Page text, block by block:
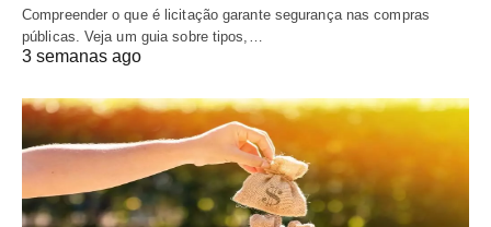
Compreender o que é licitação garante segurança nas compras
públicas. Veja um guia sobre tipos,…
3 semanas ago